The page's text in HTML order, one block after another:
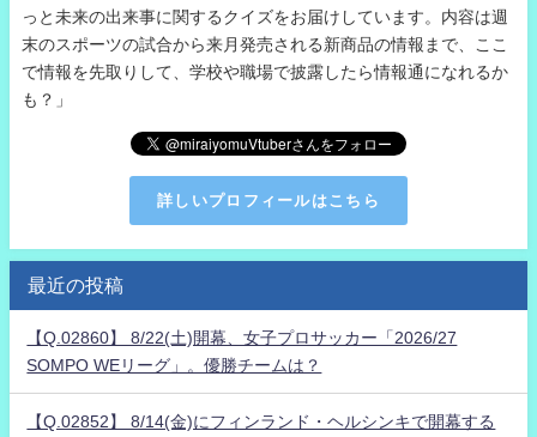
っと未来の出来事に関するクイズをお届けしています。内容は週
末のスポーツの試合から来月発売される新商品の情報まで、ここ
で情報を先取りして、学校や職場で披露したら情報通になれるか
も？」
詳しいプロフィールはこちら
最近の投稿
【Q.02860】 8/22(土)開幕、女子プロサッカー「2026/27
SOMPO WEリーグ」。優勝チームは？
【Q.02852】 8/14(金)にフィンランド・ヘルシンキで開幕する